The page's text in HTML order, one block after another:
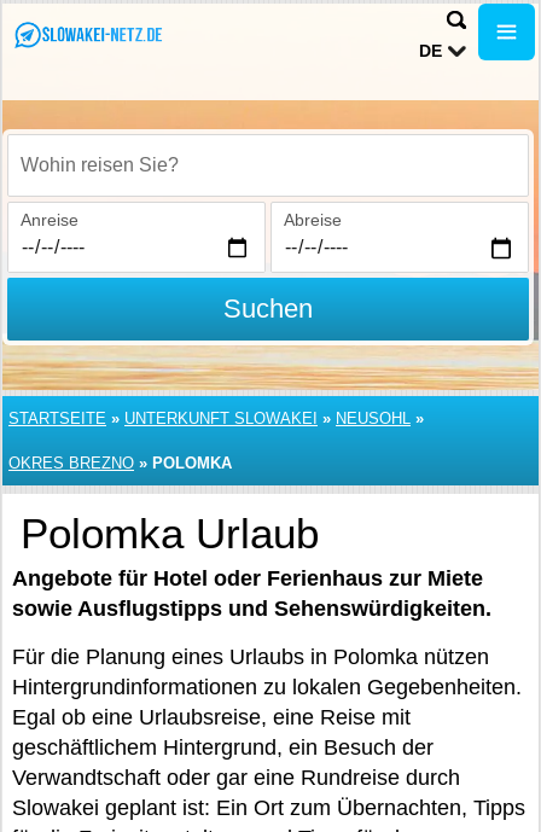
DE
Wohin reisen Sie?
Anreise Abreise
Suchen
STARTSEITE » UNTERKUNFT SLOWAKEI » NEUSOHL »
OKRES BREZNO » POLOMKA
Polomka Urlaub
Angebote für Hotel oder Ferienhaus zur Miete
sowie Ausflugstipps und Sehenswürdigkeiten.
Für die Planung eines Urlaubs in Polomka nützen
Hintergrundinformationen zu lokalen Gegebenheiten.
Egal ob eine Urlaubsreise, eine Reise mit
geschäftlichem Hintergrund, ein Besuch der
Verwandtschaft oder gar eine Rundreise durch
Slowakei geplant ist: Ein Ort zum Übernachten, Tipps